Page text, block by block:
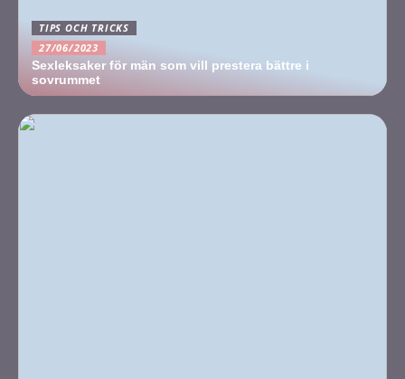
TIPS OCH TRICKS
27/06/2023
Sexleksaker för män som vill prestera bättre i
sovrummet